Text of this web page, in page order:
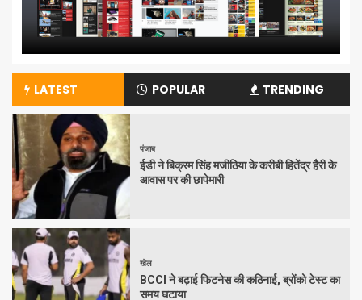
LATEST POPULAR TRENDING
पंजाब
ईडी ने बिक्रम सिंह मजीठिया के करीबी हितेंद्र हैरी के
आवास पर की छापेमारी
खेल
BCCI ने बढ़ाई फिटनेस की कठिनाई, ब्रोंको टेस्ट का
समय घटाया